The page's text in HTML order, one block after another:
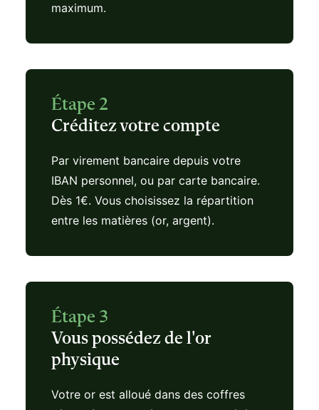
maximum.
Étape 2
Créditez votre compte
Par virement bancaire depuis votre
IBAN personnel, ou par carte bancaire.
Dès 1€. Vous choisissez la répartition
entre les matières (or, argent).
Étape 3
Vous possédez de l'or
physique
Votre or est alloué dans des coffres